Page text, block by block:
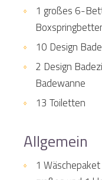
1 großes 6-
10 Design
2 Design
Badewanne
13 Toiletten
Allgemein
1